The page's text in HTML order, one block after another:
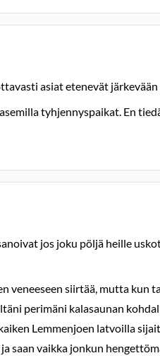
asiat etenevät
tyhjennyspaikat. En
jos joku pöljä heille
veneeseen siirtää, mutta kun
perimäni kalasaunan
Lemmenjoen latvoilla
saan vaikka jonkun